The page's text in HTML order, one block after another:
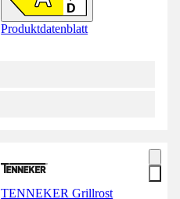
Produktdatenblatt
TENNEKER Grillrost